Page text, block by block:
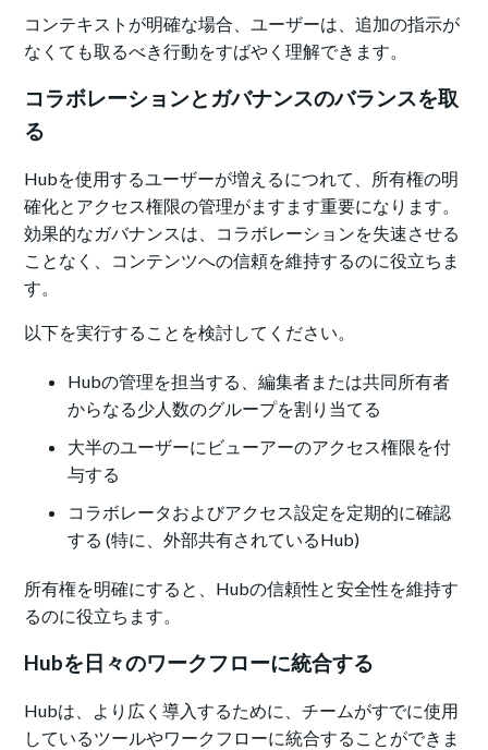
コンテキストが明確な場合、ユーザーは、追加の指示が
なくても取るべき行動をすばやく理解できます。
コラボレーションとガバナンスのバランスを取
る
Hubを使用するユーザーが増えるにつれて、所有権の明
確化とアクセス権限の管理がますます重要になります。
効果的なガバナンスは、コラボレーションを失速させる
ことなく、コンテンツへの信頼を維持するのに役立ちま
す。
以下を実行することを検討してください。
Hubの管理を担当する、編集者または共同所有者
からなる少人数のグループを割り当てる
大半のユーザーにビューアーのアクセス権限を付
与する
コラボレータおよびアクセス設定を定期的に確認
する (特に、外部共有されているHub)
所有権を明確にすると、Hubの信頼性と安全性を維持す
るのに役立ちます。
Hubを日々のワークフローに統合する
Hubは、より広く導入するために、チームがすでに使用
しているツールやワークフローに統合することができま